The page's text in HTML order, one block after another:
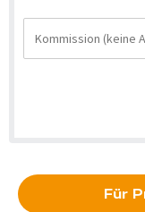
Für